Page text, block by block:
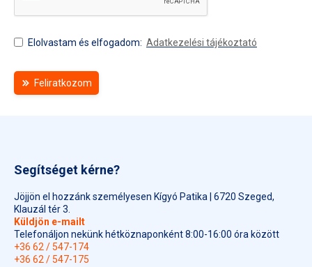
Elolvastam és elfogadom: Adatkezelési tájékoztató
Feliratkozom
Segítséget kérne?
Jöjjön el hozzánk személyesen Kígyó Patika | 6720 Szeged,
Klauzál tér 3.
Küldjön e-mailt
Telefonáljon nekünk hétköznaponként 8:00-16:00 óra között
+36 62 / 547-174
+36 62 / 547-175